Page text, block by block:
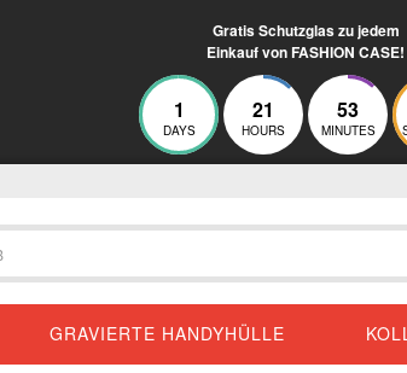
Gratis Schutzglas zu jedem
Einkauf von FASHION CASE!
1
DAYS
21
HOURS
53
MINUTES
GRAVIERTE HANDYHÜLLE